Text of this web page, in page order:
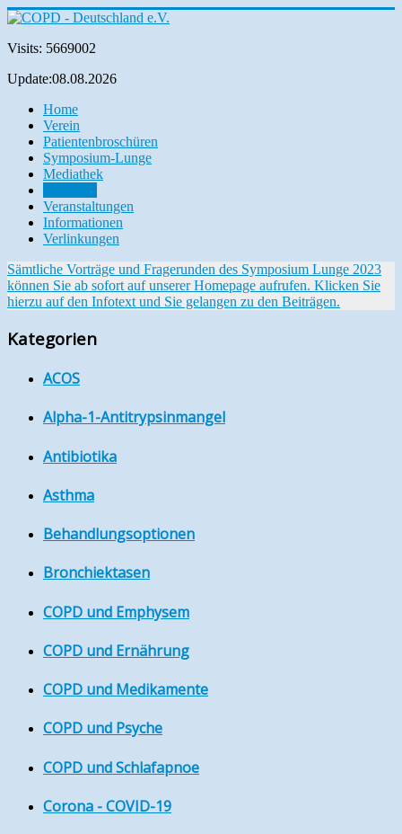
Visits: 5669002
Update:08.08.2026
Home
Verein
Patientenbroschüren
Symposium-Lunge
Mediathek
Veranstaltungen
Informationen
Verlinkungen
Sämtliche Vorträge und Fragerunden des Symposium Lunge 2023
können Sie ab sofort auf unserer Homepage aufrufen. Klicken Sie
hierzu auf den Infotext und Sie gelangen zu den Beiträgen.
Kategorien
ACOS
Alpha-1-Antitrypsinmangel
Antibiotika
Asthma
Behandlungsoptionen
Bronchiektasen
COPD und Emphysem
COPD und Ernährung
COPD und Medikamente
COPD und Psyche
COPD und Schlafapnoe
Corona - COVID-19